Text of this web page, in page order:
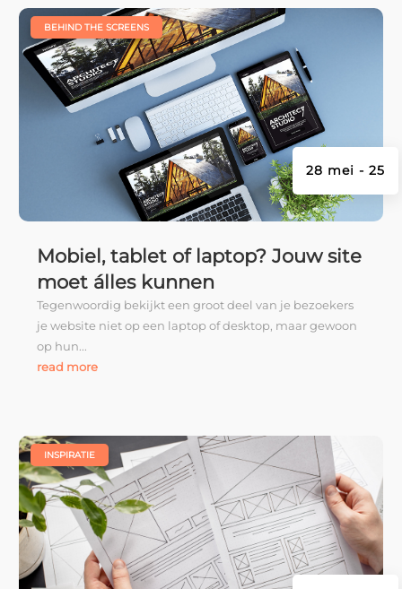
Mobiel, tablet of laptop? Jouw site
moet álles kunnen
28 mei - 25
BEHIND THE SCREENS
Tegenwoordig bekijkt een groot deel van je bezoekers
je website niet op een laptop of desktop, maar gewoon
op hun...
read more
INSPIRATIE